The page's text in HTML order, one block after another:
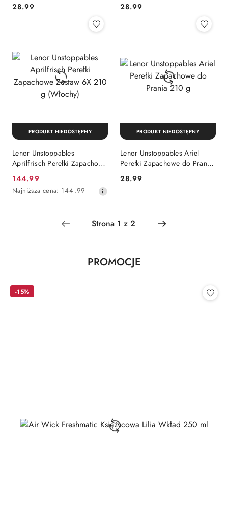
do Prania 210 g (Belgia)
Cena:
28.99 Cena:
28.99
Lenor Unstoppables
Aprilfrisch Perełki Zapachowe
Cena
promocyjna:
144.99
Najniższa
Najniższa cena: 144.99
PRODUKT NIEDOSTĘPNY
Lenor Unstoppables Ariel
Perełki Zapachowe do Prania
Cena:
28.99
PRODUKT NIEDOSTĘPNY
Pomiń karuzelę produktów
Produkty
PROMOCJE
-15%